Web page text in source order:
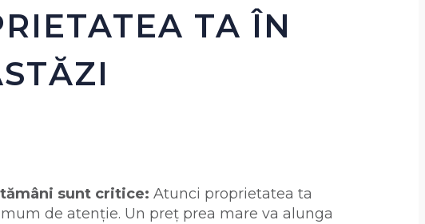
TA ÎN
sunt critice: Atunci proprietatea ta
de atenție. Un preț prea mare va alunga